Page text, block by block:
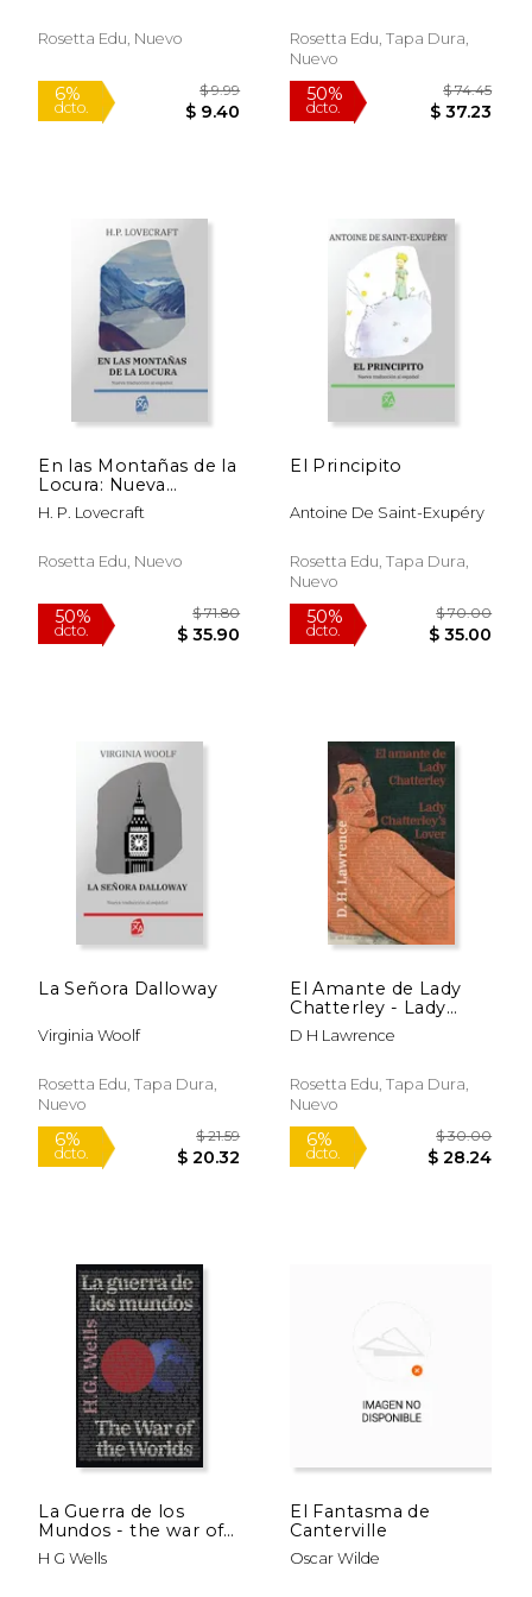
6%
dcto.
Rosetta Edu, Nuevo
dcto.
Rosetta Edu, Tapa Dura,
Nuevo
50%
dcto.
En las Montañas de la
Locura: Nueva
Traducción al Español
H. P. Lovecraft
Rosetta Edu, Nuevo
50%
dcto. $ 35.90
El Principito
Antoine De Saint-Exupéry
Rosetta Edu, Tapa Dura,
Nuevo
dcto. $
La Señora Dalloway
Virginia Woolf
Rosetta Edu, Tapa Dura,
Nuevo
El Amante de Lady
Chatterley - Lady
Chatterley's Lover
D H Lawrence
Rosetta Edu, Tapa Dura,
Nuevo
La Guerra de los
Mundos - the war of
the Worlds
H G Wells
El Fantasma de
Canterville
Oscar Wilde